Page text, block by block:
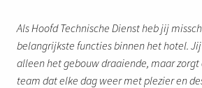
Als Hoofd Technische Dienst heb jij
belangrijkste functies binnen het hotel.
alleen het gebouw draaiende, maar
team dat elke dag weer met plezier en